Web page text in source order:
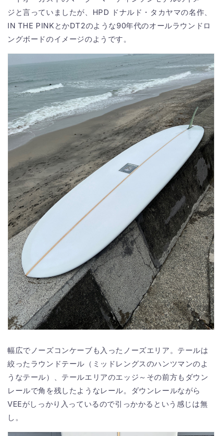
ジと言っていましたが、HPD ドナルド・タカヤマの名作、
IN THE PINKとかDT2のような90年代のオールラウンドロ
ングボードのイメージのようです。
幅広でノーズコンケーブも入ったノーズエリア。テールは
絞ったラウンドテール（ミッドレングスのハンツマンのよ
うなテール）、テールエリアのエッジ～その前方もダウン
レールで角を残したようなレール。ダウンレールながら
VEEがしっかり入っているので引っかかるという感じは無
し。